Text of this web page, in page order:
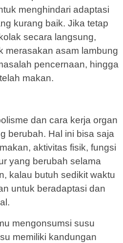
menghindari adaptasi
kurang baik. Jika tetap
secara langsung,
merasakan asam lambung
pencernaan, hingga
makan.
dan cara kerja organ
berubah. Hal ini bisa saja
aktivitas fisik, fungsi
yang berubah selama
kalau butuh sedikit waktu
untuk beradaptasi dan
mengonsumsi susu
memiliki kandungan